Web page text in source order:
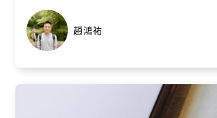
趙鴻祐